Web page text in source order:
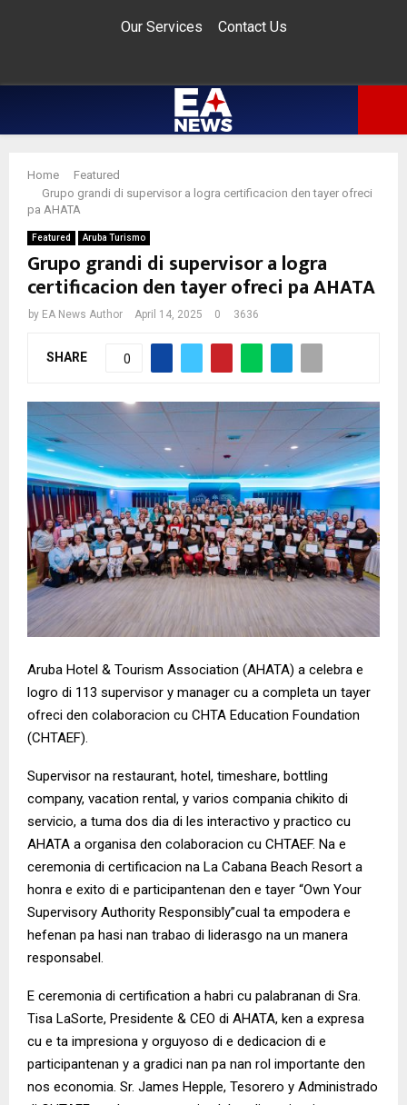
Our Services Contact Us
PRIMARY
MENU
Home
Featured
Grupo grandi di supervisor a logra certificacion den tayer ofreci
pa AHATA
Featured Aruba Turismo
Grupo grandi di supervisor a logra
certificacion den tayer ofreci pa AHATA
by EA News Author April 14, 2025 0 3636
SHARE 0
Aruba Hotel & Tourism Association (AHATA) a celebra e
logro di 113 supervisor y manager cu a completa un tayer
ofreci den colaboracion cu CHTA Education Foundation
(CHTAEF).
Supervisor na restaurant, hotel, timeshare, bottling
company, vacation rental, y varios compania chikito di
servicio, a tuma dos dia di les interactivo y practico cu
AHATA a organisa den colaboracion cu CHTAEF. Na e
ceremonia di certificacion na La Cabana Beach Resort a
honra e exito di e participantenan den e tayer “Own Your
Supervisory Authority Responsibly”cual ta empodera e
hefenan pa hasi nan trabao di liderasgo na un manera
responsabel.
E ceremonia di certification a habri cu palabranan di Sra.
Tisa LaSorte, Presidente & CEO di AHATA, ken a expresa
cu e ta impresiona y orguyoso di e dedicacion di e
participantenan y a gradici nan pa nan rol importante den
nos economia. Sr. James Hepple, Tesorero y Administrado